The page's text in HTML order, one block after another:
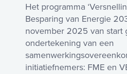
Het programma
Besparing van Energie
november 2025 van start
ondertekening van een
initiatiefnemers: FME en